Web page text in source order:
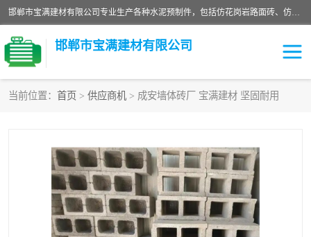
邯郸市宝满建材有限公司专业生产各种水泥预制件，包括仿花岗岩路面砖、仿花岗岩人行道砖、仿花岗岩路侧石、烧结砖、植草砖、码头砖连锁块、仿花岗岩路侧石、沙井盖、水泥盖板等各种水泥制品
邯郸市宝满建材有限公司
当前位置： 首页 > 供应商机 > 成安墙体砖厂 宝满建材 坚固耐用
面包砖 混凝土路沿石
水泥构件 便道砖
花岗岩路岩石 盲道砖